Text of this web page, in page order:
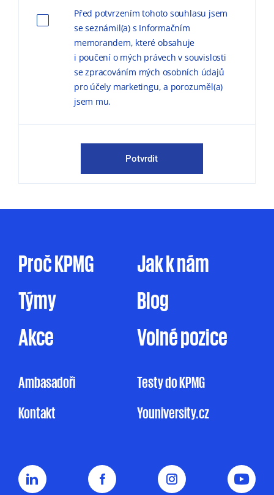
způsobem, v rozsahu a za podmínek
uvedených níže a vInformačním memorandu
o zpracování osobních údajů (dále jen
Informační memorandum“).
Důvodem zpracováníosobních údajů pro
marketingové účely je možnost zasílat
komunikace (e-mail, telefon sociální sítě, atp.),
způsobem. Zpracování osobních údajů pro
marketingové účely je prováděno ve zde
mnou udělovaného souhlasu. Pakliže souhlas
neudělím, ale ani nevznesu námitku, může
KPMG omezeně zpracovávat mé osobní údaje
pro účely marketingu na základě jejího
a mohu jej kdykoliv odvolat. Můj nesouhlas
Souhlas uděluji na dobu 5 let nebo do doby,
Před potvrzením tohoto souhlasu jsem
se seznámil(a) s Informačním
memorandem, které obsahuje
i poučení o mých právech v souvislosti
se zpracováním mých osobních údajů
pro účely marketingu, a porozuměl(a)
jsem mu.
Potvrdit
Proč KPMG
Jak k nám
Týmy
Blog
Akce
Volné pozice
Ambasadoři
Kontakt
Testy do KPMG
Youniversity.cz